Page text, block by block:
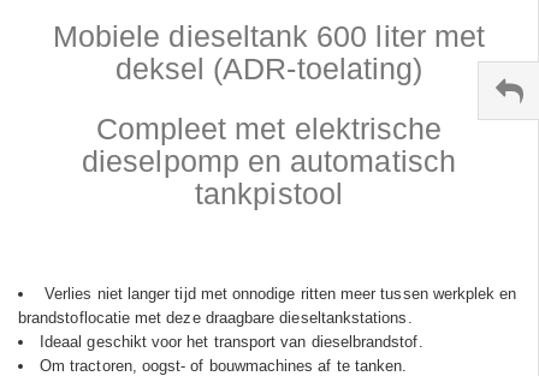
Mobiele dieseltank 600 liter met
deksel (ADR-toelating)
Compleet met elektrische
dieselpomp en automatisch
tankpistool
Verlies niet langer tijd met onnodige ritten meer tussen werkplek en
brandstoflocatie met deze draagbare dieseltankstations.
Ideaal geschikt voor het transport van dieselbrandstof.
Om tractoren, oogst- of bouwmachines af te tanken.